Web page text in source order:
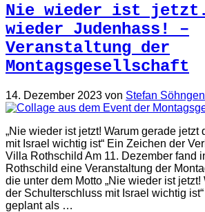
Nie wieder ist
wieder Judenhass! –
Veranstaltung der
Montagsgesellschaft
14. Dezember 2023 von Stefan Söhngen
„Nie wieder ist jetzt! Warum gerade jetzt
mit Israel wichtig ist“ Ein Zeichen der
Villa Rothschild Am 11. Dezember fand
Rothschild eine Veranstaltung der
die unter dem Motto „Nie wieder ist
der Schulterschluss mit Israel wichtig
geplant als …